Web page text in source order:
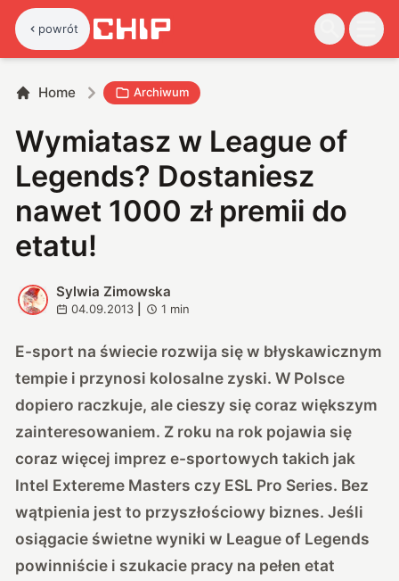
powrót
Home Archiwum
Wymiatasz w League of
Legends? Dostaniesz
nawet 1000 zł premii do
etatu!
S
Sylwia Zimowska
04.09.2013 1 min
E-sport na świecie rozwija się w błyskawicznym
tempie i przynosi kolosalne zyski. W Polsce
dopiero raczkuje, ale cieszy się coraz większym
zainteresowaniem. Z roku na rok pojawia się
coraz więcej imprez e-sportowych takich jak
Intel Extereme Masters czy ESL Pro Series. Bez
wątpienia jest to przyszłościowy biznes. Jeśli
osiągacie świetne wyniki w League of Legends
powinniście i szukacie pracy na pełen etat